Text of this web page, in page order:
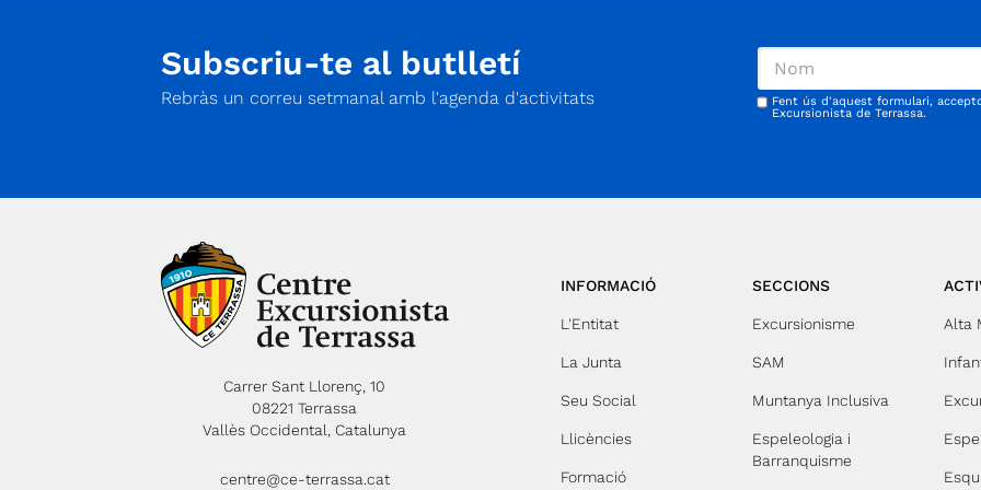
Subscriu-te al butlletí
Rebràs un correu setmanal amb l'agenda d'activitats Fent ús d'aquest formulari,
Excursionista de Terrassa.
Carrer Sant Llorenç, 10
08221 Terrassa
Vallès Occidental, Catalunya
centre@ce-terrassa.cat
INFORMACIÓ
L'Entitat
La Junta
Seu Social
Llicències
Formació
SECCIONS
Excursionisme
SAM
Muntanya Inclusiva
Espeleologia i
Barranquisme
Alta